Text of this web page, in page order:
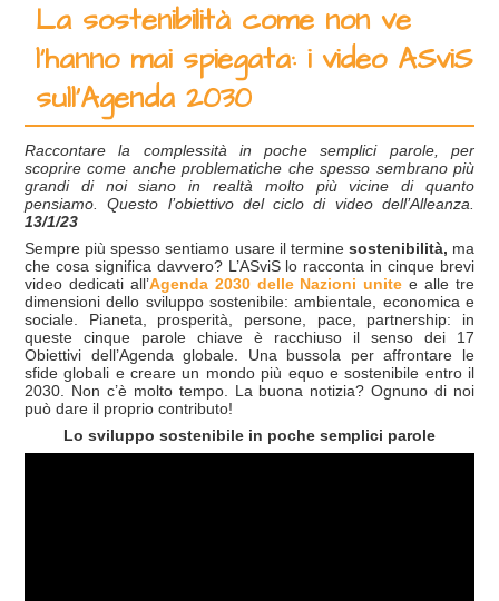
La sostenibilità come non ve
l’hanno mai spiegata: i video ASviS
sull’Agenda 2030
Raccontare la complessità in poche semplici parole, per
scoprire come anche problematiche che spesso sembrano più
grandi di noi siano in realtà molto più vicine di quanto
pensiamo. Questo l’obiettivo del ciclo di video dell’Alleanza.
13/1/23
Sempre più spesso sentiamo usare il termine sostenibilità, ma
che cosa significa davvero? L’ASviS lo racconta in cinque brevi
video dedicati all’Agenda 2030 delle Nazioni unite e alle tre
dimensioni dello sviluppo sostenibile: ambientale, economica e
sociale. Pianeta, prosperità, persone, pace, partnership: in
queste cinque parole chiave è racchiuso il senso dei 17
Obiettivi dell’Agenda globale. Una bussola per affrontare le
sfide globali e creare un mondo più equo e sostenibile entro il
2030. Non c’è molto tempo. La buona notizia? Ognuno di noi
può dare il proprio contributo!
Lo sviluppo sostenibile in poche semplici parole